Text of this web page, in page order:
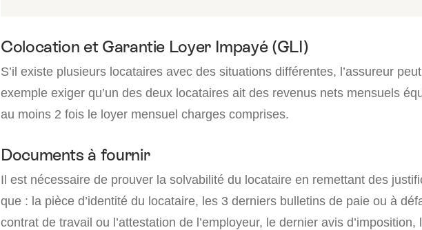
Colocation et Garantie Loyer Impayé (GLI)
S’il existe plusieurs locataires avec des situations différentes, l’assureur
exemple exiger qu’un des deux locataires ait des revenus nets mensuels
au moins 2 fois le loyer mensuel charges comprises.
Documents à fournir
Il est nécessaire de prouver la solvabilité du locataire en remettant des
que : la pièce d’identité du locataire, les 3 derniers bulletins de paie ou à
contrat de travail ou l’attestation de l’employeur, le dernier avis d’imposition,